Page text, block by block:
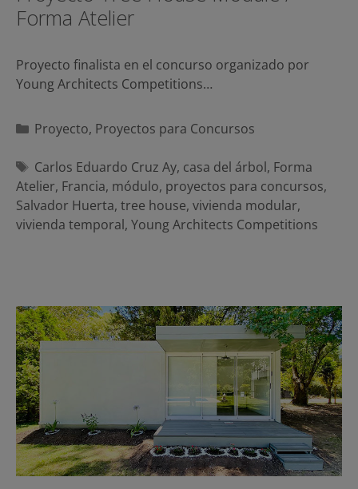
Forma Atelier
Proyecto finalista en el concurso organizado por
Young Architects Competitions…
Categorías
Proyecto, Proyectos para Concursos
Etiquetas
Carlos Eduardo Cruz Ay, casa del árbol, Forma
Atelier, Francia, módulo, proyectos para concursos,
Salvador Huerta, tree house, vivienda modular,
vivienda temporal, Young Architects Competitions